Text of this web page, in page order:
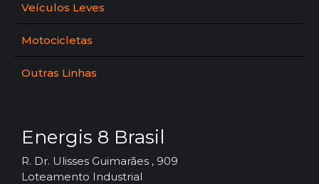
Veículos Leves
Motocicletas
Outras Linhas
Energis 8 Brasil
R. Dr. Ulisses Guimarães , 909
Loteamento Industrial